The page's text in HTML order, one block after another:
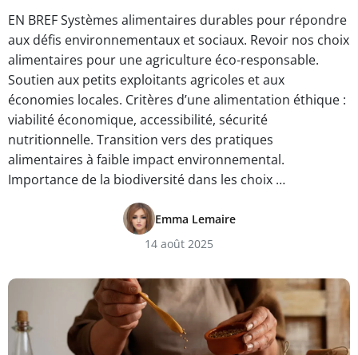
EN BREF Systèmes alimentaires durables pour répondre
aux défis environnementaux et sociaux. Revoir nos choix
alimentaires pour une agriculture éco-responsable.
Soutien aux petits exploitants agricoles et aux
économies locales. Critères d’une alimentation éthique :
viabilité économique, accessibilité, sécurité
nutritionnelle. Transition vers des pratiques
alimentaires à faible impact environnemental.
Importance de la biodiversité dans les choix …
Emma Lemaire
14 août 2025